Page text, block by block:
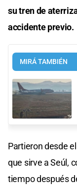
su tren de
accidente previo.
MIRÁ TAMBIÉN
Partieron desde
que sirve a Seúl,
tiempo después